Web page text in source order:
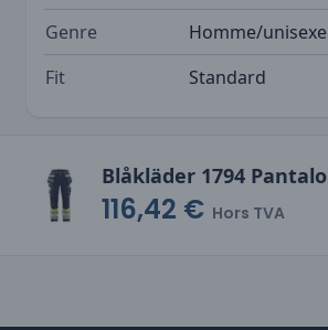
Genre
Homme/unisexe
Fit
Standard
116,42 € Hors TVA